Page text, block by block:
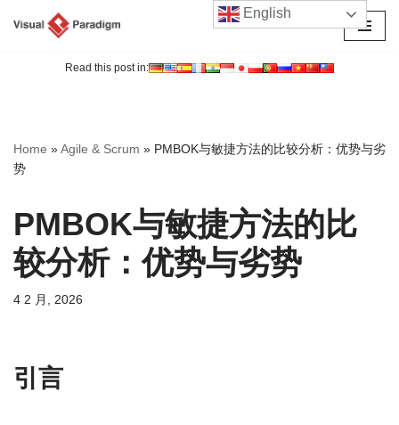
Read this post in:
Home »Agile & Scrum » PMBOK与敏捷方法的比较分析：优势与劣
势
PMBOK与敏捷方法的比
较分析：优势与劣势
4 2 月, 2026
引言
English